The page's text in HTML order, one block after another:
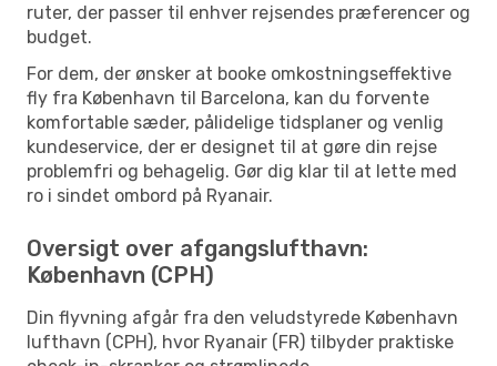
ruter, der passer til enhver rejsendes præferencer og
budget.
For dem, der ønsker at booke omkostningseffektive
fly fra København til Barcelona, kan du forvente
komfortable sæder, pålidelige tidsplaner og venlig
kundeservice, der er designet til at gøre din rejse
problemfri og behagelig. Gør dig klar til at lette med
ro i sindet ombord på Ryanair.
Oversigt over afgangslufthavn:
København (CPH)
Din flyvning afgår fra den veludstyrede København
lufthavn (CPH), hvor Ryanair (FR) tilbyder praktiske